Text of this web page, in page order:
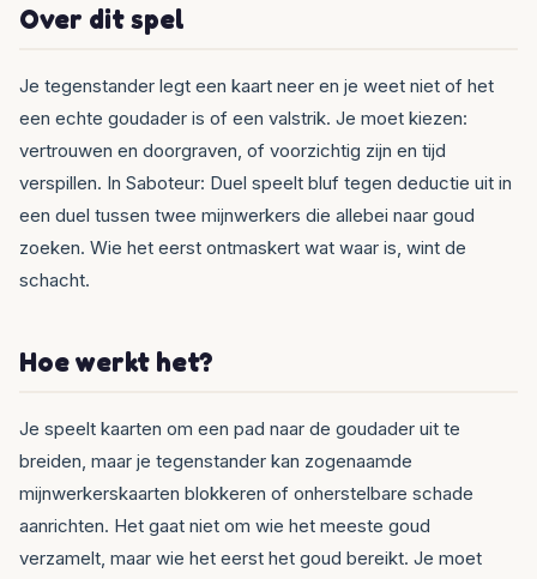
Over dit spel
Je tegenstander legt een kaart neer en je weet niet of het
een echte goudader is of een valstrik. Je moet kiezen:
vertrouwen en doorgraven, of voorzichtig zijn en tijd
verspillen. In Saboteur: Duel speelt bluf tegen deductie uit in
een duel tussen twee mijnwerkers die allebei naar goud
zoeken. Wie het eerst ontmaskert wat waar is, wint de
schacht.
Hoe werkt het?
Je speelt kaarten om een pad naar de goudader uit te
breiden, maar je tegenstander kan zogenaamde
mijnwerkerskaarten blokkeren of onherstelbare schade
aanrichten. Het gaat niet om wie het meeste goud
verzamelt, maar wie het eerst het goud bereikt. Je moet